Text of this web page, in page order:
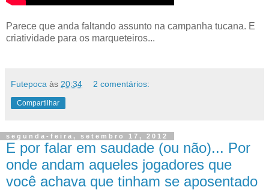
Parece que anda faltando assunto na campanha tucana. E
criatividade para os marqueteiros...
Futepoca às 20:34 2 comentários:
Compartilhar
segunda-feira, setembro 17, 2012
E por falar em saudade (ou não)... Por
onde andam aqueles jogadores que
você achava que tinham se aposentado